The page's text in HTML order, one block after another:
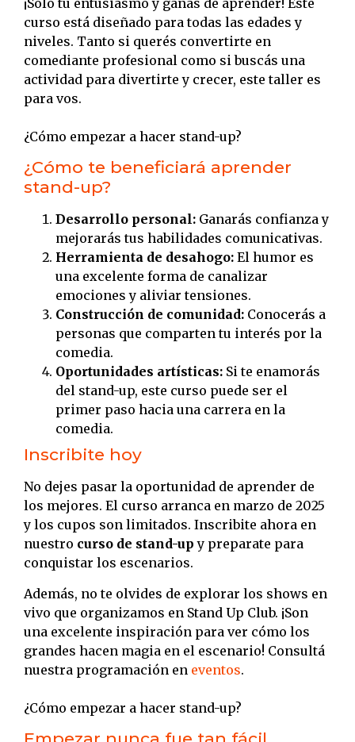
¡Solo tu entusiasmo y ganas de aprender! Este
curso está diseñado para todas las edades y
niveles. Tanto si querés convertirte en
comediante profesional como si buscás una
actividad para divertirte y crecer, este taller es
para vos.
¿Cómo empezar a hacer stand-up?
¿Cómo te beneficiará aprender
stand-up?
Desarrollo personal: Ganarás confianza y
mejorarás tus habilidades comunicativas.
Herramienta de desahogo: El humor es
una excelente forma de canalizar
emociones y aliviar tensiones.
Construcción de comunidad: Conocerás a
personas que comparten tu interés por la
comedia.
Oportunidades artísticas: Si te enamorás
del stand-up, este curso puede ser el
primer paso hacia una carrera en la
comedia.
Inscribite hoy
No dejes pasar la oportunidad de aprender de
los mejores. El curso arranca en marzo de 2025
y los cupos son limitados. Inscribite ahora en
nuestro curso de stand-up y preparate para
conquistar los escenarios.
Además, no te olvides de explorar los shows en
vivo que organizamos en Stand Up Club. ¡Son
una excelente inspiración para ver cómo los
grandes hacen magia en el escenario! Consultá
nuestra programación en eventos.
¿Cómo empezar a hacer stand-up?